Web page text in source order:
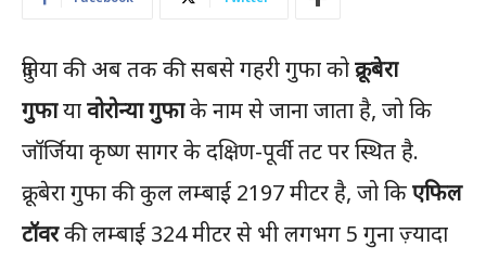
दुनिया की अब तक की सबसे गहरी गुफा कोक्रूबेरा
गुफायावोरोन्या गुफाके नाम से जाना जाता है, जो कि
जॉर्जिया कृष्ण सागर के दक्षिण-पूर्वी तट पर स्थित है.
क्रूबेरा गुफा की कुल लम्बाई 2197 मीटर है, जो किएफिल
टॉवरकी लम्बाई 324 मीटर से भी लगभग 5 गुना ज़्यादा